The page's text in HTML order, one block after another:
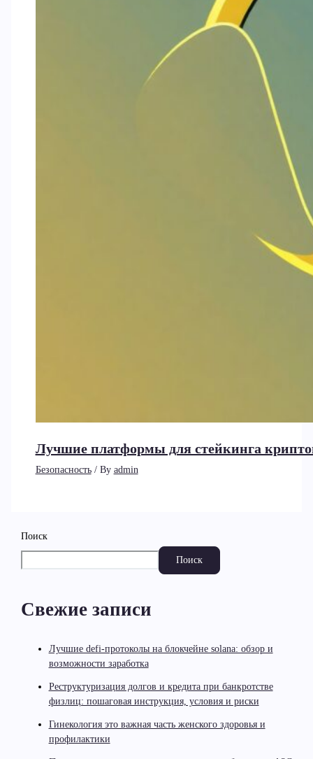
Лучшие платформы для стейкинга
Безопасность/ By admin
Поиск
Поиск
Свежие записи
Лучшие defi-протоколы на блокчейне solana: обзор и
возможности заработка
Реструктуризация долгов и кредита при банкротстве
физлиц: пошаговая инструкция, условия и риски
Гинекология это важная часть женского здоровья и
профилактики